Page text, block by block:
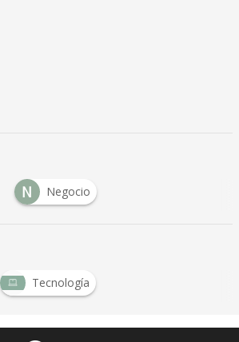
N Negocio
Tecnología